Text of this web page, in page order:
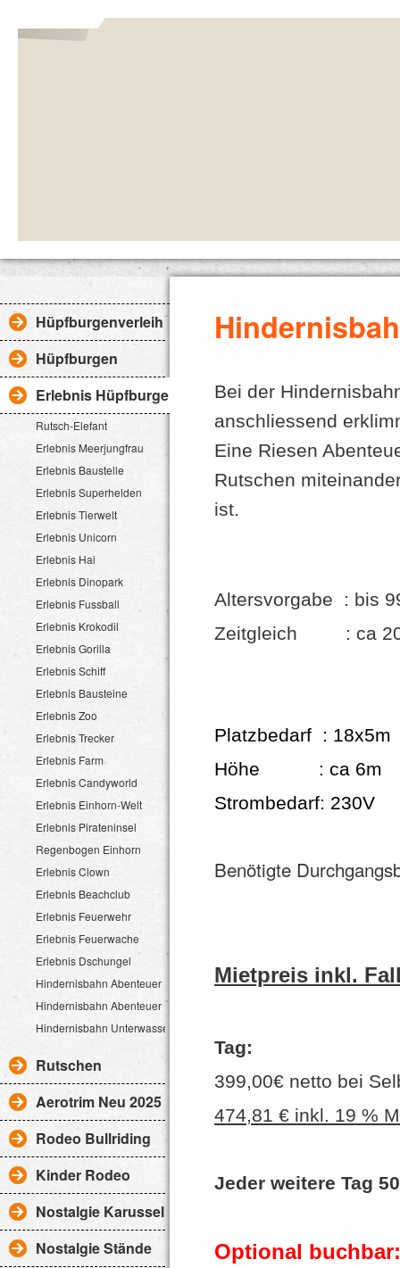
Hüpfburgenverleih OHZ Bremen
Hüpfburgen
Erlebnis Hüpfburgen
Rutsch-Elefant
Erlebnis Meerjungfrau
Erlebnis Baustelle
Erlebnis Superhelden
Erlebnis Tierwelt
Erlebnis Unicorn
Erlebnis Hai
Erlebnis Dinopark
Erlebnis Fussball
Erlebnis Krokodil
Erlebnis Gorilla
Erlebnis Schiff
Erlebnis Bausteine
Erlebnis Zoo
Erlebnis Trecker
Erlebnis Farm
Erlebnis Candyworld
Erlebnis Einhorn-Welt
Erlebnis Pirateninsel
Regenbogen Einhorn
Erlebnis Clown
Erlebnis Beachclub
Erlebnis Feuerwehr
Erlebnis Feuerwache
Erlebnis Dschungel
Hindernisbahn Abenteuer Dschungel 15m
Hindernisbahn Abenteuer Dschungel 27m
Hindernisbahn Unterwasserwelt 18m
Rutschen
Aerotrim Neu 2025
Rodeo Bullriding
Kinder Rodeo
Nostalgie Karussell
Nostalgie Stände
Bei der
anschliessend
Eine Riesen
Rutschen
ist.
Altersvorgabe : bis
Zeitgleich : ca 20
Platzbedarf : 18x5m
Höhe : ca 6m
Strombedarf: 230V
Benötigte
Mietpreis inkl.
Tag:
399,00€ netto bei
474,81 € inkl. 19 %
Jeder weitere Tag
Optional